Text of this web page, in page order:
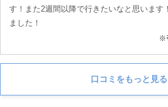
す！また2週間以降で行きたいなと思います
ました！
※
口コミをもっと見る